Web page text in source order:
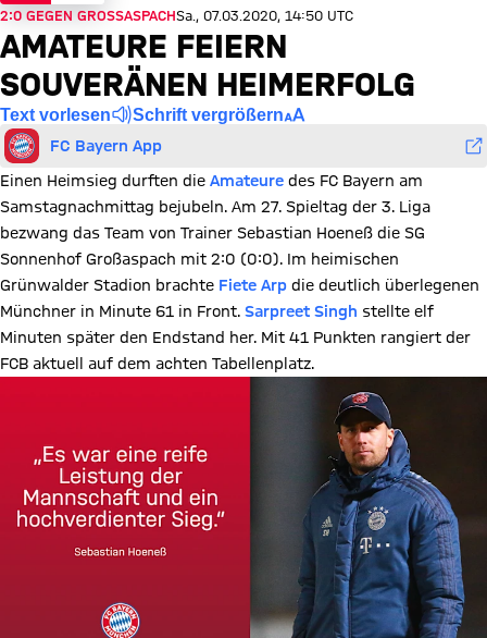
2:0 GEGEN GROSSASPACH Sa., 07.03.2020, 14:50 UTC
AMATEURE FEIERN
SOUVERÄNEN HEIMERFOLG
Text vorlesen Schrift vergrößern
FC Bayern App
Einen Heimsieg durften die Amateure des FC Bayern am
Samstagnachmittag bejubeln. Am 27. Spieltag der 3. Liga
bezwang das Team von Trainer Sebastian Hoeneß die SG
Sonnenhof Großaspach mit 2:0 (0:0). Im heimischen
Grünwalder Stadion brachte Fiete Arp die deutlich überlegenen
Münchner in Minute 61 in Front. Sarpreet Singh stellte elf
Minuten später den Endstand her. Mit 41 Punkten rangiert der
FCB aktuell auf dem achten Tabellenplatz.